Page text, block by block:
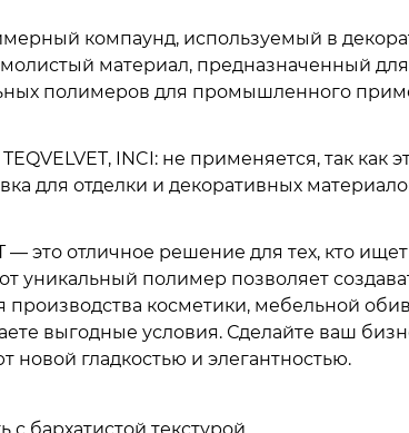
компаунд, используемый в
материал, предназначенный для
полимеров для промышленного
INCI: не применяется, так
для отделки и декоративных
— это отличное решение для тех, кто
уникальный полимер позволяет
косметики, мебельной
выгодные условия. Сделайте ваш
новой гладкостью и элегантностью.
с бархатистой текстурой